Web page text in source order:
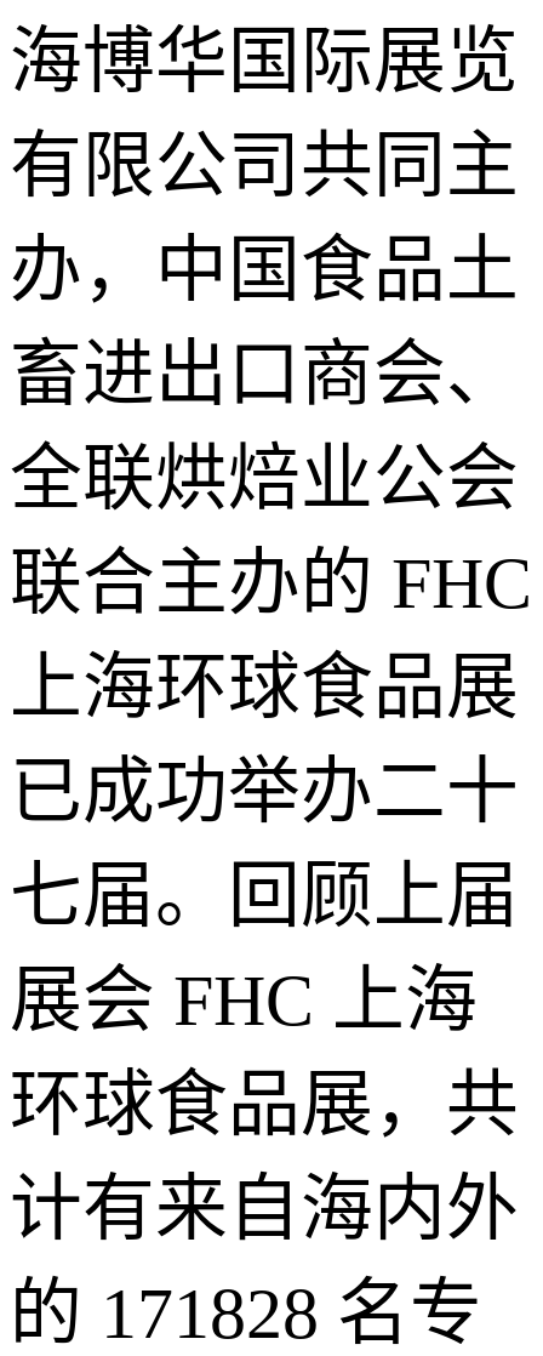
海博华国际展览
有限公司共同主
办，中国食品土
畜进出口商会、
全联烘焙业公会
联合主办的 FHC
上海环球食品展
已成功举办二十
七届。回顾上届
展会 FHC 上海
环球食品展，共
计有来自海内外
的 171828 名专